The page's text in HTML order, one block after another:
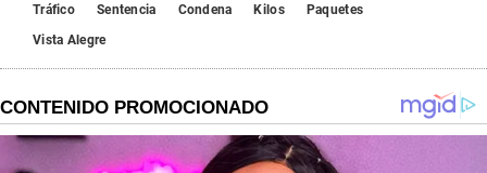
Tráfico
Sentencia Condena Kilos
Paquetes
Vista Alegre